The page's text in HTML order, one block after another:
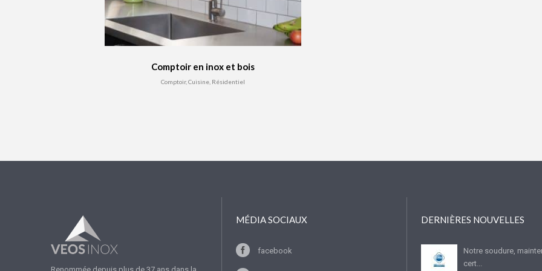
Comptoir en inox et bois
Comptoir, Cuisine, Résidentiel
MÉDIA SOCIAUX
facebook
DERNIÈRES NOUVELLES
Notre soudure,
cert...